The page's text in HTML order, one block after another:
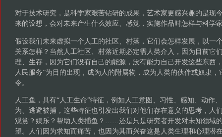
对于技术研究，是科学家艰苦钻研的成果，艺术家更感兴趣的是现
来的设想，会对未来产生什么效应、感觉，实施作品时怎样与科学
假设我们未来虚拟一个人工的社区、村落，它们会怎样发展，以一
关系怎样？当然人工社区、村落近期必定需人类介入，因为目前它
理、生存，因为它们没有自己的能源，没有能力自己开发这些东西
人民服务”为目的出现，成为人的附属物，成为人类的伙伴或奴隶
令。
人工鱼，具有“人工生命”特征，例如人工意图、习性、感知、动作
为、逃避被捕，这些特征也引发出我们对他们存在意义的思考，人
观赏？娱乐？帮助人类捕鱼？……还是只是研究者开发对未知领域
望。人们因为求知而痛苦，也因为其而兴奋这是人类生理和心理潜